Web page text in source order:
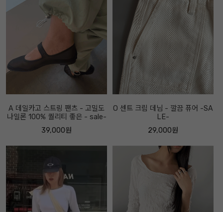
A 데일카고 스트링 팬츠 - 고밀도
나일론 100% 퀄리티 좋은 - sale-
39,000원
O 센트 크림 데님 - 깔끔 퓨어 -SA
LE-
29,000원